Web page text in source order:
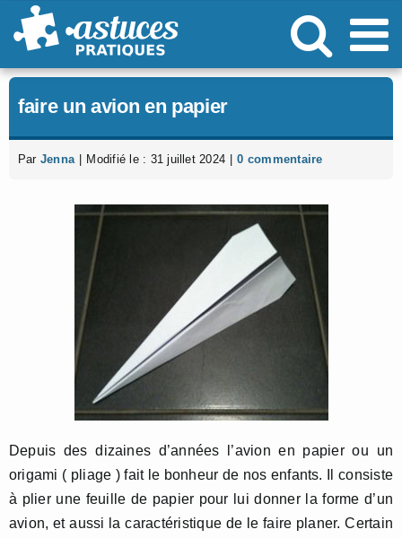
Passer
au
faire un avion en papier
Par Jenna Modifié le : 31 juillet 2024 0 commentaire
Depuis des dizaines d’années l’avion en papier ou un
origami ( pliage ) fait le bonheur de nos enfants. Il consiste
à plier une feuille de papier pour lui donner la forme d’un
avion, et aussi la caractéristique de le faire planer. Certain